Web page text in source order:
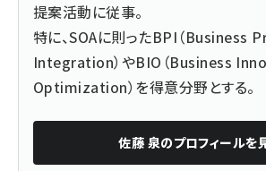
提案活動に従事。
特に、SOAに則ったBPI（Business
Integration）やBIO（Business
Optimization）を得意分野とする。
佐藤 泉のプロフィールを